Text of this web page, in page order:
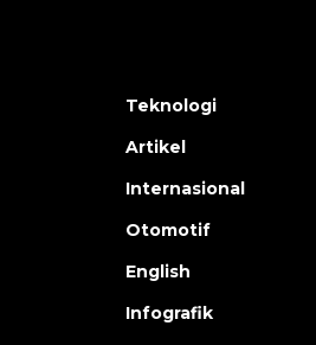
Teknologi
Artikel
Internasional
Otomotif
English
Infografik